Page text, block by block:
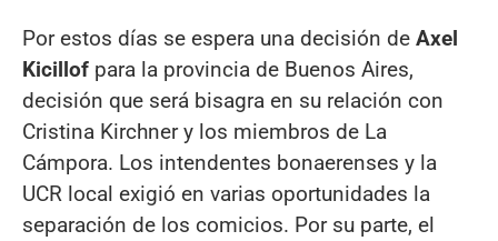
Por estos días se espera una decisión de Axel
Kicillof para la provincia de Buenos Aires,
decisión que será bisagra en su relación con
Cristina Kirchner y los miembros de La
Cámpora. Los intendentes bonaerenses y la
UCR local exigió en varias oportunidades la
separación de los comicios. Por su parte, el